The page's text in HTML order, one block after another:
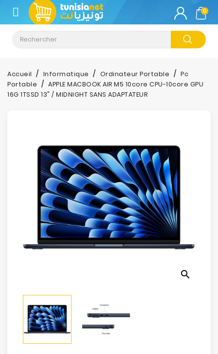
CATÉGORIE
Climatisation
Informatique
Téléphonie
Stockage
Electroménager
Sécurité
Mobilités
Loisirs
0
Accueil Informatique Ordinateur Portable
Pc
Portable
APPLE MACBOOK AIR M5 10core CPU-10core GPU
16G 1TSSD 13" / MIDNIGHT SANS ADAPTATEUR
search